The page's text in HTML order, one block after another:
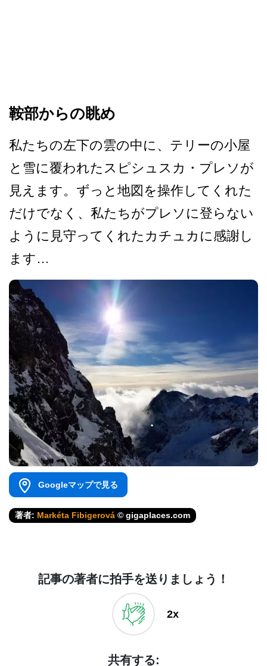
鞍部からの眺め
私たちの左下の雲の中に、テ­リーの小屋
と雪に覆われたスピシュスカ・プレソが
見­えます。ずっと地図を操作してくれた
だけでなく、私­たちがプレソに登らない
ように見守ってくれたカチュ­カに感謝し
ます…
Googleマップで見る
著者: Markéta Fibigerová © gigaplaces.com
記事の著者に拍手を送りましょう！
2x
共有する: